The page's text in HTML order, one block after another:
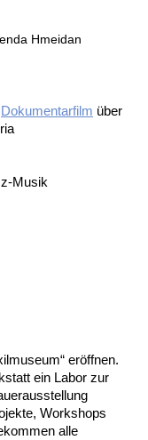
Hmeidan
Dokumentarfilm über
Musik
eröffnen.
ein Labor zur
Workshops
alle